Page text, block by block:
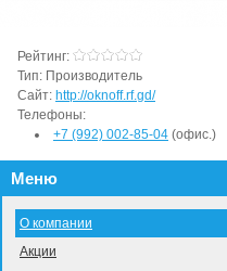
Рейтинг:
Тип: Производитель
Сайт: http://oknoff.rf.gd/
Телефоны:
+7 (992) 002-85-04 (офис.)
Меню
О компании
Акции